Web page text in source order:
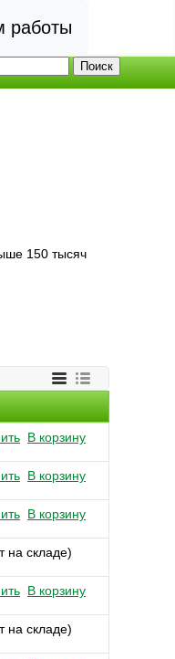
работы
150 тысяч
В корзину
В корзину
В корзину
на складе)
В корзину
на складе)